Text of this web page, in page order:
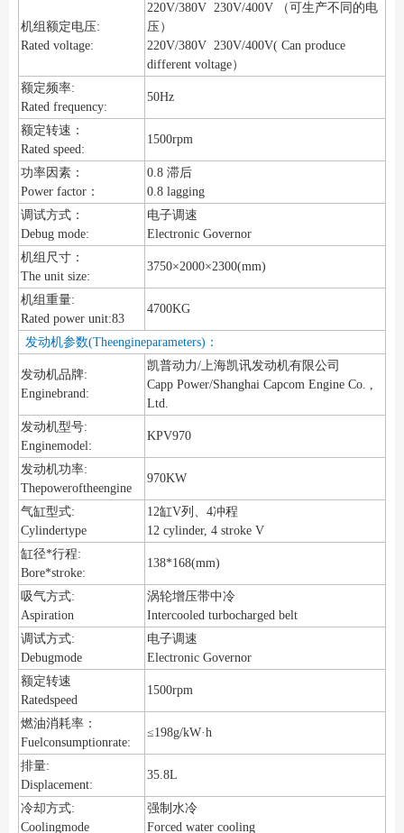
机组额定电压:
Rated voltage:
220V/380V 230V/400V （可生产不同的电
压）
220V/380V 230V/400V( Can produce
different voltage）
额定频率:
Rated frequency:
50Hz
额定转速：
Rated speed:
1500rpm
功率因素：
Power factor：
0.8 滞后
0.8 lagging
调试方式：
Debug mode:
电子调速
Electronic Governor
机组尺寸：
The unit size:
3750×2000×2300(mm)
机组重量:
Rated power unit:83
4700KG
发动机参数(Theengineparameters)：
发动机品牌:
Enginebrand:
凯普动力/上海凯讯发动机有限公司
Capp Power/Shanghai Capcom Engine Co. ,
Ltd.
发动机型号:
Enginemodel:
KPV970
发动机功率:
Thepoweroftheengine
970KW
气缸型式:
Cylindertype
12缸V列、4冲程
12 cylinder, 4 stroke V
缸径*行程:
Bore*stroke:
138*168(mm)
吸气方式:
Aspiration
涡轮增压带中冷
Intercooled turbocharged belt
调试方式:
Debugmode
电子调速
Electronic Governor
额定转速
Ratedspeed
1500rpm
燃油消耗率：
Fuelconsumptionrate:
≤198g/kW·h
排量:
Displacement:
35.8L
冷却方式:
Coolingmode
强制水冷
Forced water cooling